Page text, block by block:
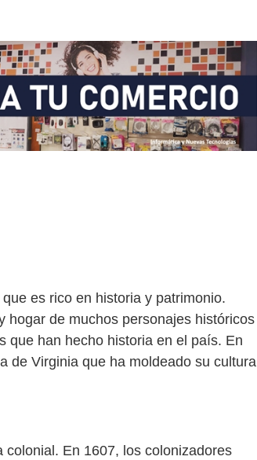
es rico en historia y patrimonio.
hogar de muchos personajes históricos
que han hecho historia en el país. En
de Virginia que ha moldeado su cultura
En 1607, los colonizadores